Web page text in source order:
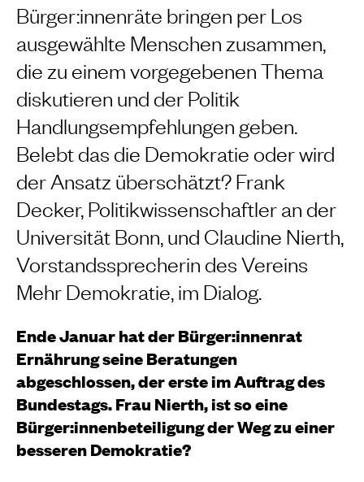
Bürger:innenräte bringen per Los
ausgewählte Menschen zusammen,
die zu einem vorgegebenen Thema
diskutieren und der Politik
Handlungsempfehlungen geben.
Belebt das die Demokratie oder wird
der Ansatz überschätzt? Frank
Decker, Politikwissenschaftler an der
Universität Bonn, und Claudine Nierth,
Vorstandssprecherin des Vereins
Mehr Demokratie, im Dialog.
Ende Januar hat der Bürger:innenrat
Ernährung seine Beratungen
abgeschlossen, der erste im Auftrag des
Bundestags. Frau Nierth, ist so eine
Bürger:innenbeteiligung der Weg zu einer
besseren Demokratie?